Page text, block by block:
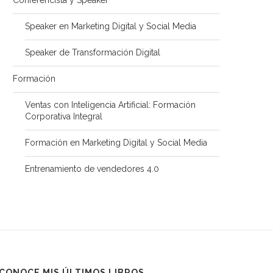
Speaker en Marketing Digital y Social Media
Speaker de Transformación Digital
Formación
Ventas con Inteligencia Artificial: Formación
Corporativa Integral
Formación en Marketing Digital y Social Media
Entrenamiento de vendedores 4.0